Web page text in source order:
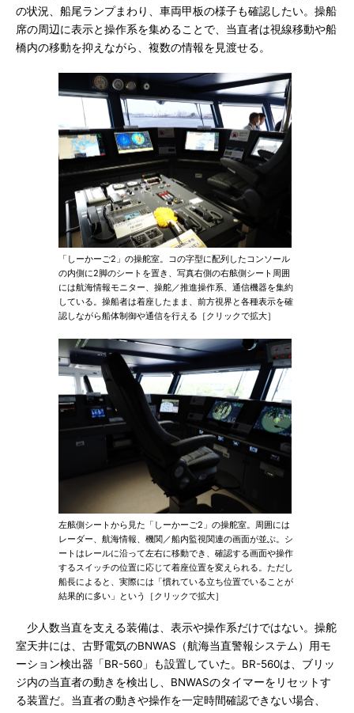
の状況、船尾ランプまわり、車両甲板の様子も確認したい。操船
席の周辺に表示と操作系を集めることで、当直者は視線移動や船
橋内の移動を抑えながら、複数の情報を見渡せる。
「しーかーご2」の操舵室。コの字型に配列したコンソール
の内側に2脚のシートを置き、写真右側の右舷側シート周囲
には航海情報モニター、操舵／推進操作系、通信機器を集約
している。操船者は着座したまま、前方視界と各種表示を確
認しながら船体制御や通信を行える［クリックで拡大］
左舷側シートから見た「しーかーご2」の操舵室。周囲には
レーダー、航海情報、機関／船内監視関連の画面が並ぶ。シ
ートはレールに沿って左右に移動でき、確認する画面や操作
するスイッチの位置に応じて着座位置を変えられる。ただし
船長によると、実際には「慣れている立ち位置でいることが
結果的に多い」という［クリックで拡大］
少人数当直を支える装備は、表示や操作系だけではない。操舵
室天井には、古野電気のBNWAS（航海当直警報システム）用モ
ーション検出器「BR-560」も設置していた。BR-560は、ブリッ
ジ内の当直者の動きを検出し、BNWASのタイマーをリセットす
る装置だ。当直者の動きや操作を一定時間確認できない場合、